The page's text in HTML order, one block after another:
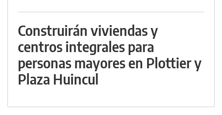
Construirán viviendas y
centros integrales para
personas mayores en Plottier y
Plaza Huincul